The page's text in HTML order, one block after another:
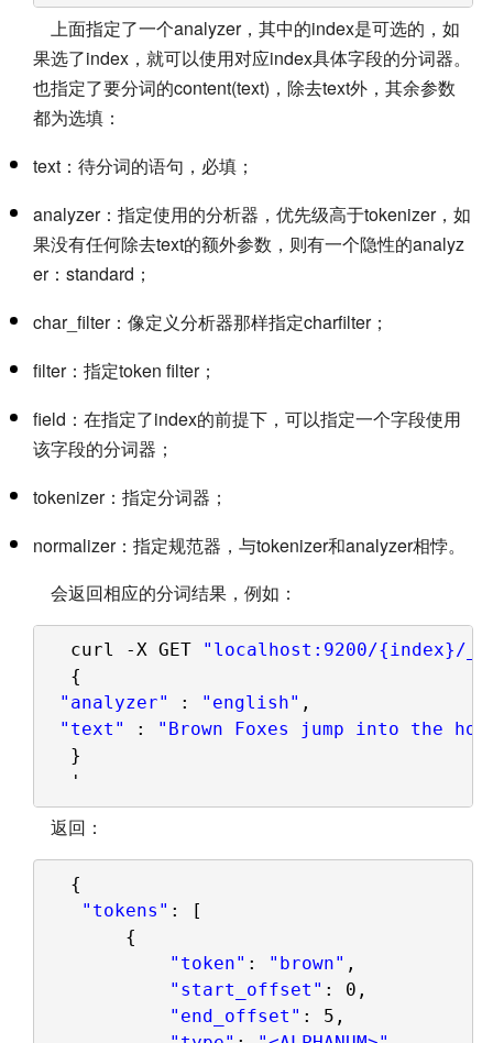
上面指定了一个analyzer，其中的index是可选的，如
果选了index，就可以使用对应index具体字段的分词器。
也指定了要分词的content(text)，除去text外，其余参数
都为选填：
text：待分词的语句，必填；
analyzer：指定使用的分析器，优先级高于tokenizer，如
果没有任何除去text的额外参数，则有一个隐性的analyz
er：standard；
char_filter：像定义分析器那样指定charfilter；
filter：指定token filter；
field：在指定了index的前提下，可以指定一个字段使用
该字段的分词器；
tokenizer：指定分词器；
normalizer：指定规范器，与tokenizer和analyzer相悖。
会返回相应的分词结果，例如：
curl -X GET
"localhost:9200/{index}/
{
"analyzer"
: "english" ,
"text"
:
"Brown Foxes jump into the
}
'
返回：
{
"tokens" : [
{
"token" : "brown" ,
"start_offset" : 0,
"end_offset" : 5,